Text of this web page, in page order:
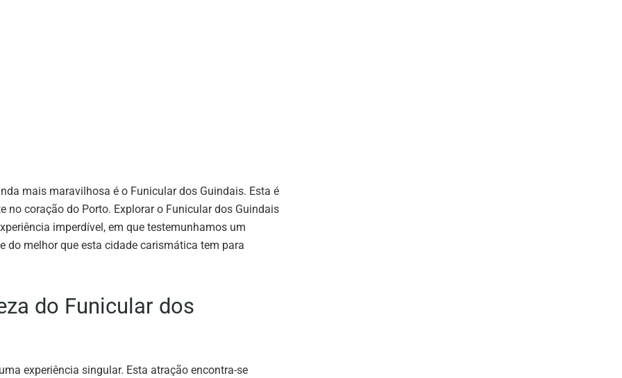
mais maravilhosa é o Funicular dos Guindais. Esta é
no coração do Porto. Explorar o Funicular dos Guindais
imperdível, em que testemunhamos um
do melhor que esta cidade carismática tem para
do Funicular dos
experiência singular. Esta atração encontra-se